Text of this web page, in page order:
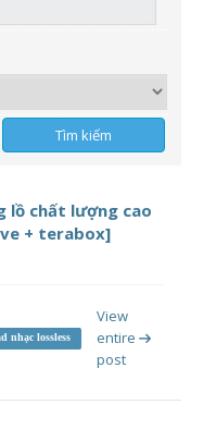
lồ chất lượng cao
+ terabox]
nhạc lossless
View
entire
post